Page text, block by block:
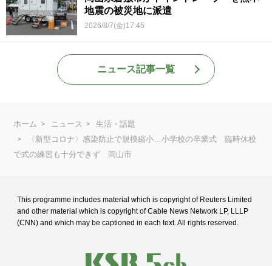
地震の被災地に派遣
2026/8/7(金)17:45
ニュース記事一覧
ホーム ニュース
生活・話題
〈新型コロナ〉感染防止で規模縮小…小学校の卒業式 臨時休校
で式の練習も十分できず 岡山市
This programme includes material which is copyright of Reuters Limited
and other material which is copyright of Cable News Network LP, LLLP
(CNN) and which may be captioned in each text. All rights reserved.